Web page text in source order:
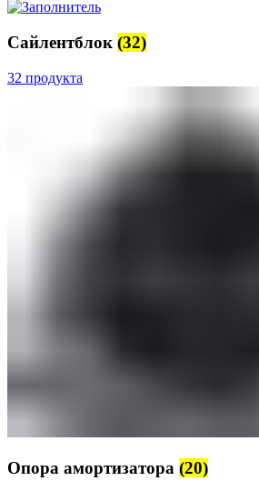
Сайлентблок (32)
32 продукта
Опора амортизатора (20)